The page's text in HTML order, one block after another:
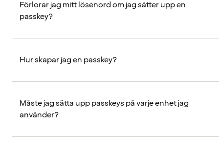
Förlorar jag mitt lösenord om jag sätter upp en
passkey?
Hur skapar jag en passkey?
Måste jag sätta upp passkeys på varje enhet jag
använder?